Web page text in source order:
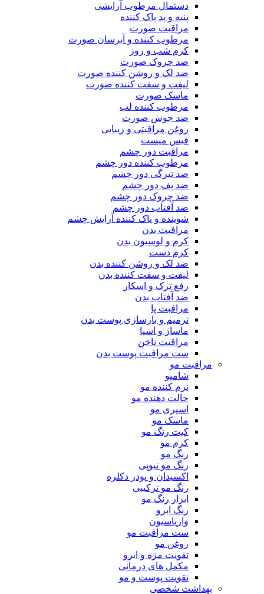
دستمال مرطوب آرایشی
پنبه و پد پاک کننده
مراقبت صورت
مرطوب کننده و آبرسان صورت
کرم شب و روز
ضد چروک صورت
ضد لک و روشن کننده صورت
لیفت و سفت کننده صورت
ماسک صورت
مرطوب کننده لب
ضد جوش صورت
روغن مراقبتی و زیبایی
فیس میست
مراقبت دور چشم
مرطوب کننده دور چشم
ضد تیرگی دور چشم
ضد پف دور چشم
ضد چروک دور چشم
ضد آفتاب دور چشم
شوینده و پاک کننده آرایش چشم
مراقبت بدن
کرم و لوسیون بدن
کرم دست
ضد لک و روشن کننده بدن
لیفت و سفت کننده بدن
رفع ترک و اسکار
ضد آفتاب بدن
مراقبت پا
ترمیم و بازسازی پوست بدن
ماساژ و اسپا
مراقبت ناخن
ست مراقبت پوست بدن
مراقبت مو
شامپو
نرم کننده مو
حالت دهنده مو
اسپری مو
ماسک مو
کیت رنگ مو
کرم مو
رنگ مو
رنگ مو تیوپی
اکسیدان و پودر دکلره
رنگ مو ترکیبی
ابزار رنگ مو
رنگ ابرو
واریاسیون
ست مراقبت مو
روغن مو
تقویت مژه و ابرو
مکمل های درمانی
تقویت پوست و مو
بهداشت شخصی